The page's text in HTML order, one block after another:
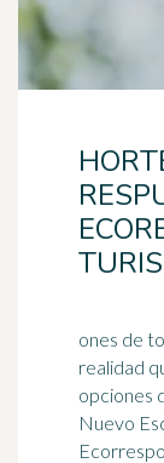
ones de
realidad
opciones
Nuevo